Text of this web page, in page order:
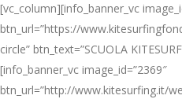
[vc_column][info_banner_vc
btn_url=”https://
circle” btn_text=”SCUOLA
[info_banner_vc image_id=”2369″
btn_url=”http://www.kitesurfing.it/